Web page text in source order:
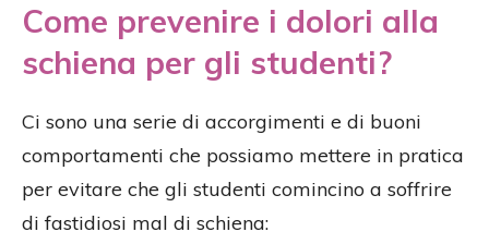
Come prevenire i dolori alla
schiena per gli studenti?
Ci sono una serie di accorgimenti e di buoni
comportamenti che possiamo mettere in pratica
per evitare che gli studenti comincino a soffrire
di fastidiosi mal di schiena: